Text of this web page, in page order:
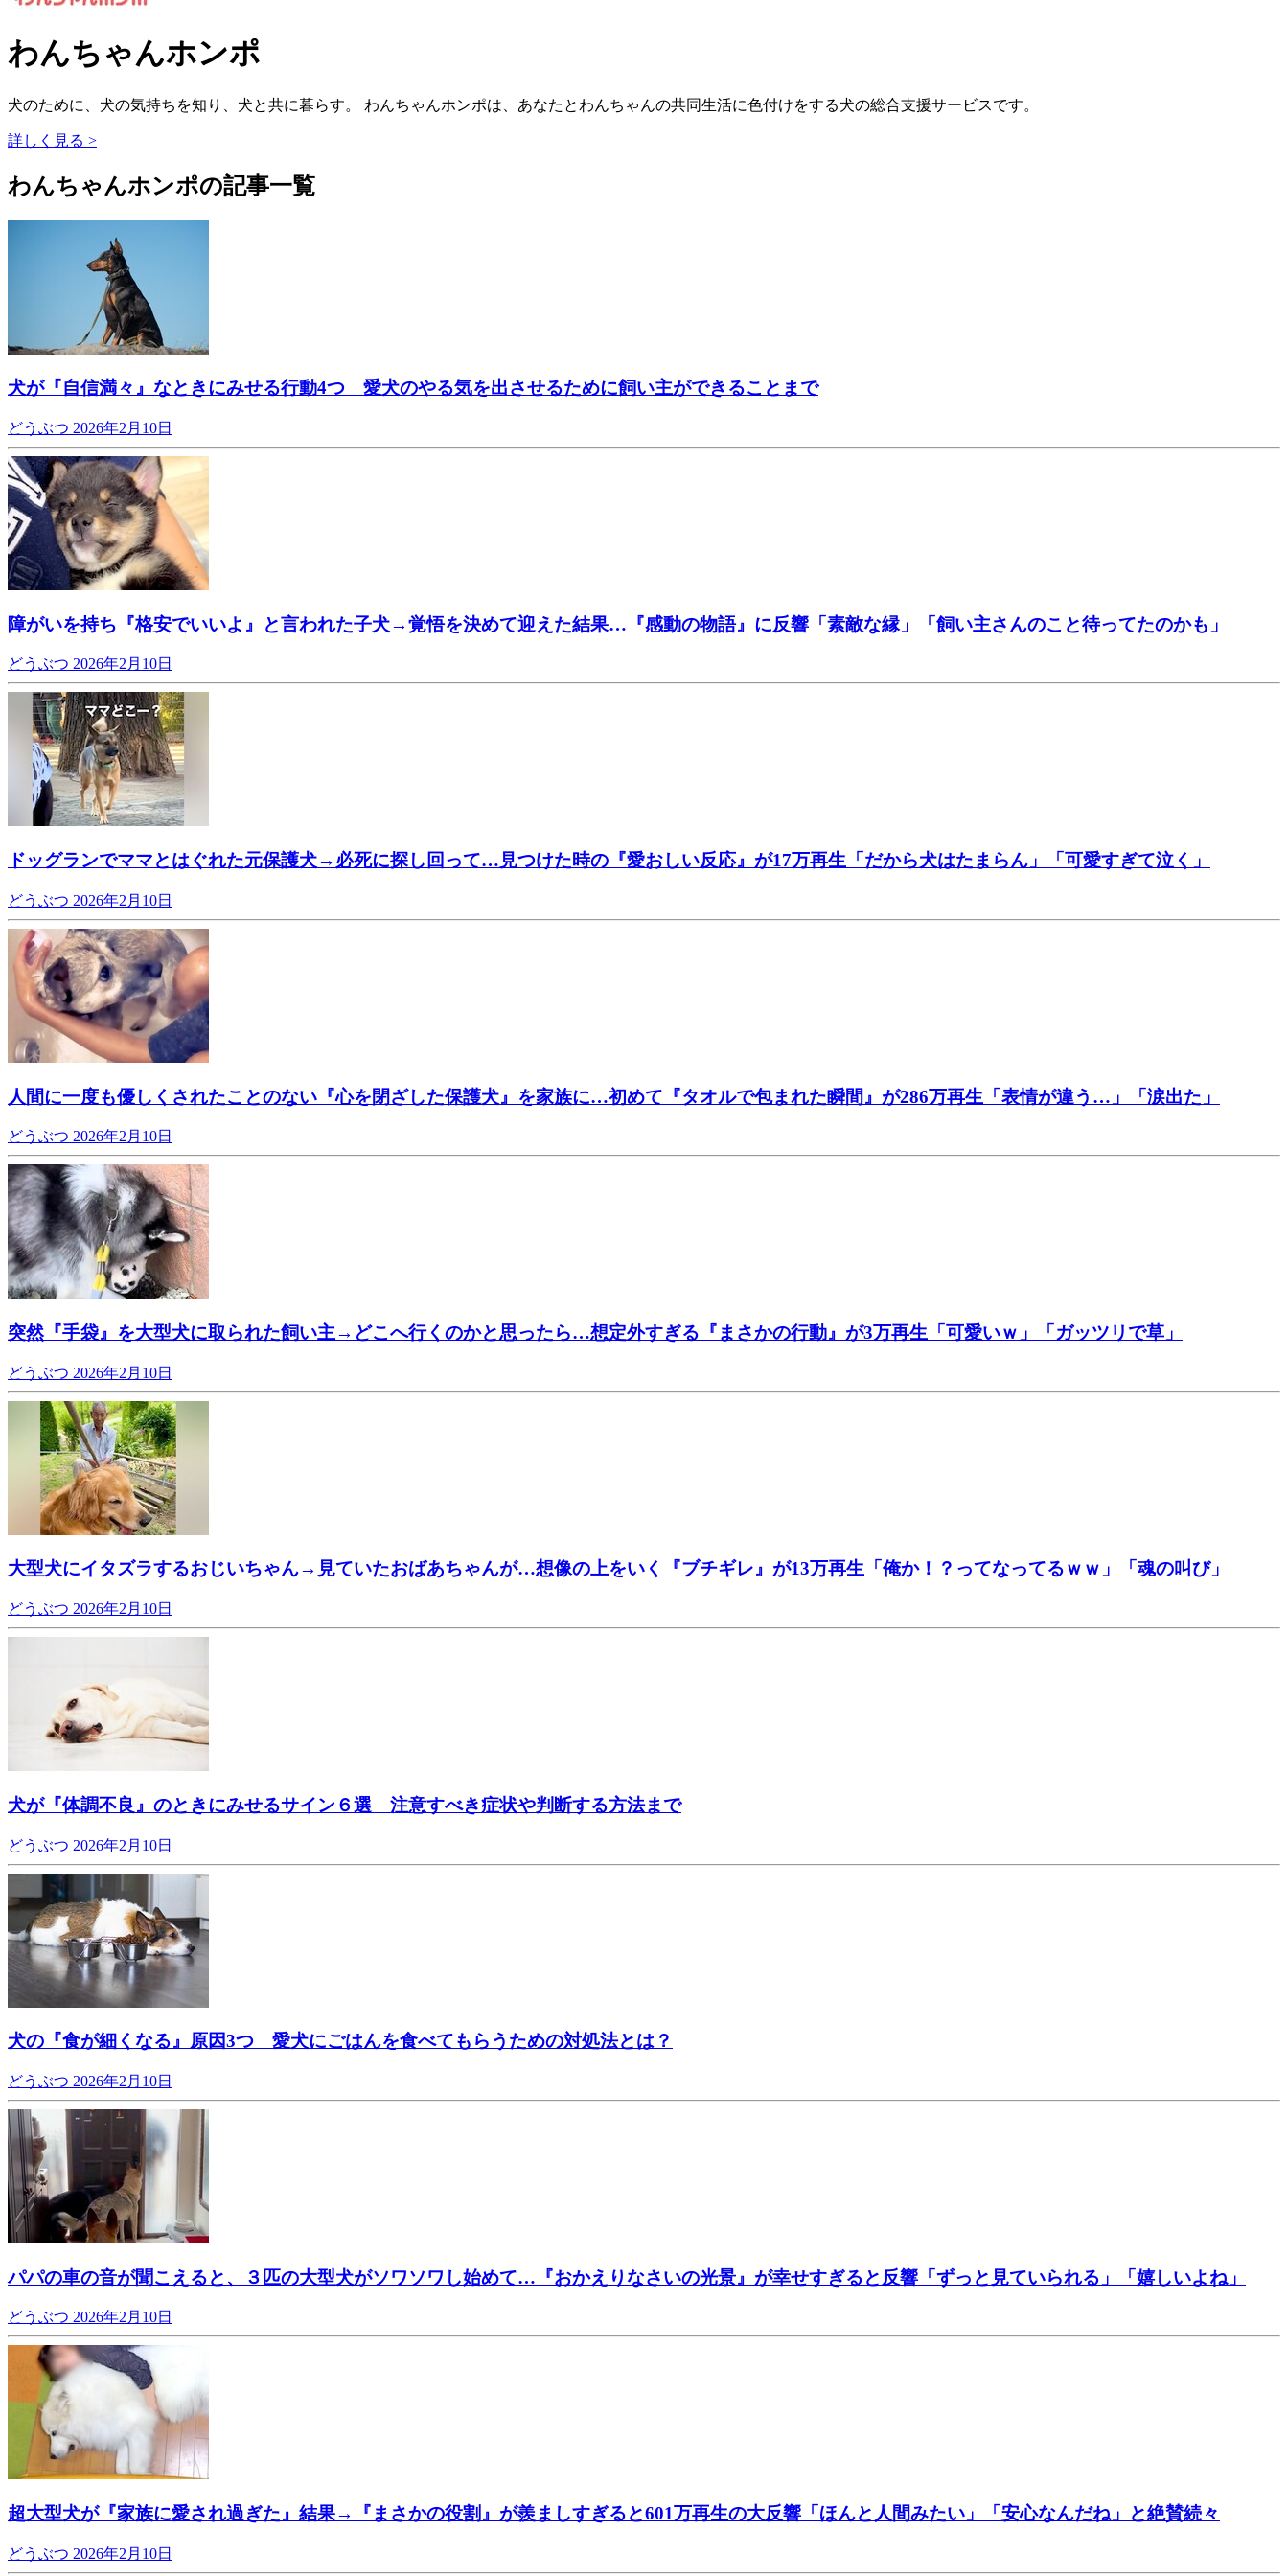
わんちゃんホンポ
犬のために、犬の気持ちを知り、犬と共に暮らす。 わんちゃんホンポは、あなたとわんちゃんの共同生活に色付けをする犬の総合支援サービスです。
詳しく見る >
わんちゃんホンポの記事一覧
犬が『自信満々』なときにみせる行動4つ 愛犬のやる気を出させるために飼い主ができることまで
どうぶつ 2026年2月10日
障がいを持ち『格安でいいよ』と言われた子犬→覚悟を決めて迎えた結果…『感動の物語』に反響「素敵な縁」「飼い主さんのこと待ってたのかも」
どうぶつ 2026年2月10日
ドッグランでママとはぐれた元保護犬→必死に探し回って…見つけた時の『愛おしい反応』が17万再生「だから犬はたまらん」「可愛すぎて泣く」
どうぶつ 2026年2月10日
人間に一度も優しくされたことのない『心を閉ざした保護犬』を家族に…初めて『タオルで包まれた瞬間』が286万再生「表情が違う…」「涙出た」
どうぶつ 2026年2月10日
突然『手袋』を大型犬に取られた飼い主→どこへ行くのかと思ったら…想定外すぎる『まさかの行動』が3万再生「可愛いｗ」「ガッツリで草」
どうぶつ 2026年2月10日
大型犬にイタズラするおじいちゃん→見ていたおばあちゃんが…想像の上をいく『ブチギレ』が13万再生「俺か！？ってなってるｗｗ」「魂の叫び」
どうぶつ 2026年2月10日
犬が『体調不良』のときにみせるサイン６選 注意すべき症状や判断する方法まで
どうぶつ 2026年2月10日
犬の『食が細くなる』原因3つ 愛犬にごはんを食べてもらうための対処法とは？
どうぶつ 2026年2月10日
パパの車の音が聞こえると、３匹の大型犬がソワソワし始めて…『おかえりなさいの光景』が幸せすぎると反響「ずっと見ていられる」「嬉しいよね」
どうぶつ 2026年2月10日
超大型犬が『家族に愛され過ぎた』結果→『まさかの役割』が羨ましすぎると601万再生の大反響「ほんと人間みたい」「安心なんだね」と絶賛続々
どうぶつ 2026年2月10日